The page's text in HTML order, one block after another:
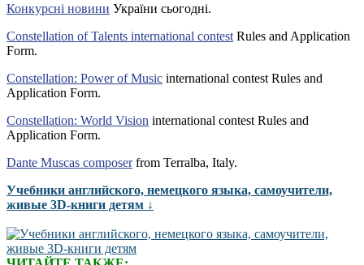
Конкурсні новини України сьогодні.
Constellation of Talents international contestRules and Application
Form.
Constellation: Power of Music international contest Rules and
Application Form.
Constellation: World Vision international contest Rules and
Application Form.
Dante Muscas composerfrom Terralba, Italy.
Учебники английского, немецкого языка, самоучители,
живые 3D-книги детям ↓